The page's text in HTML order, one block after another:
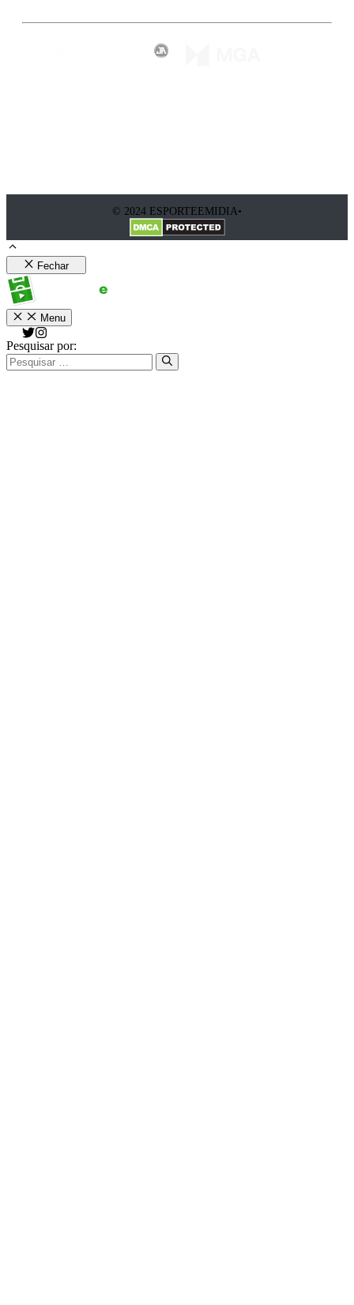
© 2024 ESPORTEEMIDIA•
Fechar
Menu
Pesquisar por: